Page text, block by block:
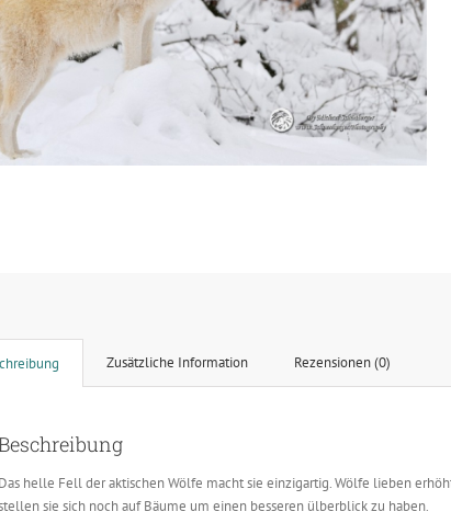
Zusätzliche Information Rezensionen (0)
Das helle Fell der aktischen Wölfe macht sie einzigartig. Wölfe lieben
sie sich noch auf Bäume um einen besseren ülberblick zu haben.